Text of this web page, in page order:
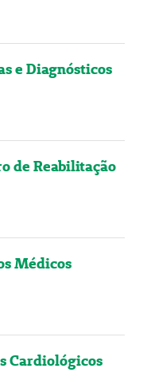
e Diagnósticos
de Reabilitação
Médicos
Cardiológicos